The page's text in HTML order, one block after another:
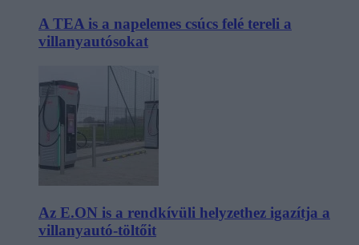
A TEA is a napelemes csúcs felé tereli a
villanyautósokat
Az E.ON is a rendkívüli helyzethez igazítja a
villanyautó-töltőit